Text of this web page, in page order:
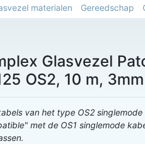
materialen Gereedschap
Glasvezel
OS2, 10 m, 3mm
van het type OS2
met de OS1 singlemode